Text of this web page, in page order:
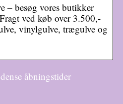
– besøg vores butikker
ved køb over 3.500,-
vinylgulve, trægulve og
åbningstider